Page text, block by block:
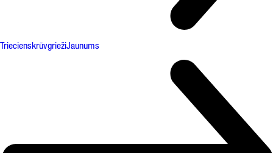
TriecienskrūvgriežiJaunums